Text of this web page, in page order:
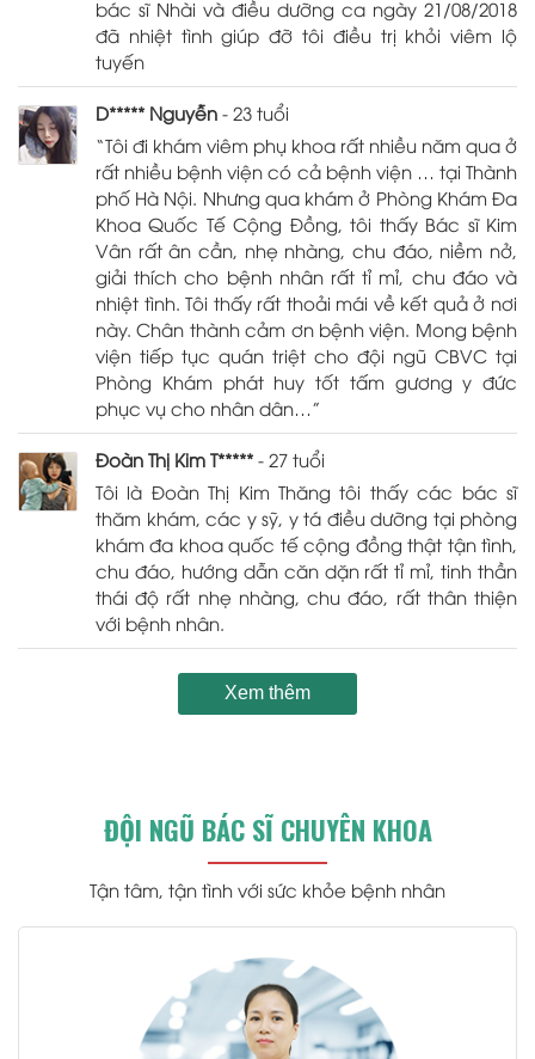
bác sĩ Nhài và điều dưỡng ca ngày 21/08/2018
đã nhiệt tình giúp đỡ tôi điều trị khỏi viêm lộ
tuyến
D***** Nguyễn - 23 tuổi
“Tôi đi khám viêm phụ khoa rất nhiều năm qua ở
rất nhiều bệnh viện có cả bệnh viện … tại Thành
phố Hà Nội. Nhưng qua khám ở Phòng Khám Đa
Khoa Quốc Tế Cộng Đồng, tôi thấy Bác sĩ Kim
Vân rất ân cần, nhẹ nhàng, chu đáo, niềm nở,
giải thích cho bệnh nhân rất tỉ mỉ, chu đáo và
nhiệt tình. Tôi thấy rất thoải mái về kết quả ở nơi
này. Chân thành cảm ơn bệnh viện. Mong bệnh
viện tiếp tục quán triệt cho đội ngũ CBVC tại
Phòng Khám phát huy tốt tấm gương y đức
phục vụ cho nhân dân…”
Đoàn Thị Kim T***** - 27 tuổi
Tôi là Đoàn Thị Kim Thăng tôi thấy các bác sĩ
thăm khám, các y sỹ, y tá điều dưỡng tại phòng
khám đa khoa quốc tế cộng đồng thật tận tình,
chu đáo, hướng dẫn căn dặn rất tỉ mỉ, tinh thần
thái độ rất nhẹ nhàng, chu đáo, rất thân thiện
với bệnh nhân.
Xem thêm
ĐỘI NGŨ BÁC SĨ CHUYÊN KHOA
Tận tâm, tận tình với sức khỏe bệnh nhân